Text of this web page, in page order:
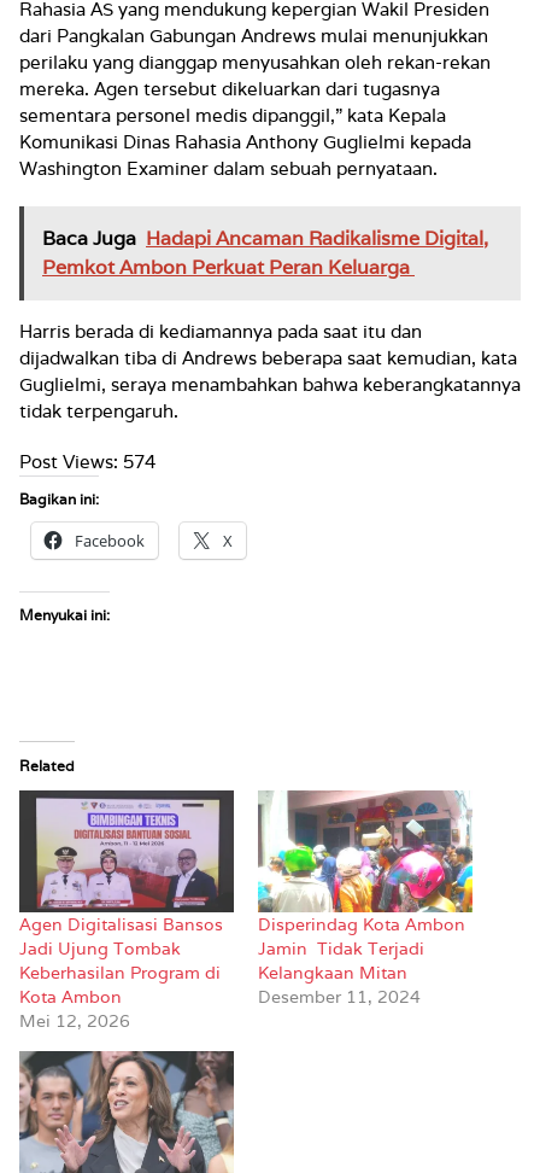
Rahasia AS yang mendukung kepergian Wakil Presiden
dari Pangkalan Gabungan Andrews mulai menunjukkan
perilaku yang dianggap menyusahkan oleh rekan-rekan
mereka. Agen tersebut dikeluarkan dari tugasnya
sementara personel medis dipanggil,” kata Kepala
Komunikasi Dinas Rahasia Anthony Guglielmi kepada
Washington Examiner dalam sebuah pernyataan.
Baca Juga Hadapi Ancaman Radikalisme Digital,
Pemkot Ambon Perkuat Peran Keluarga
Harris berada di kediamannya pada saat itu dan
dijadwalkan tiba di Andrews beberapa saat kemudian, kata
Guglielmi, seraya menambahkan bahwa keberangkatannya
tidak terpengaruh.
Post Views: 574
Bagikan ini:
Facebook X
Menyukai ini:
Related
Agen Digitalisasi Bansos
Jadi Ujung Tombak
Keberhasilan Program di
Kota Ambon
Mei 12, 2026
Disperindag Kota Ambon
Jamin Tidak Terjadi
Kelangkaan Mitan
Desember 11, 2024